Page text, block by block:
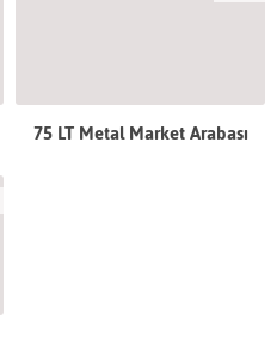
75 LT Metal Market Arabası